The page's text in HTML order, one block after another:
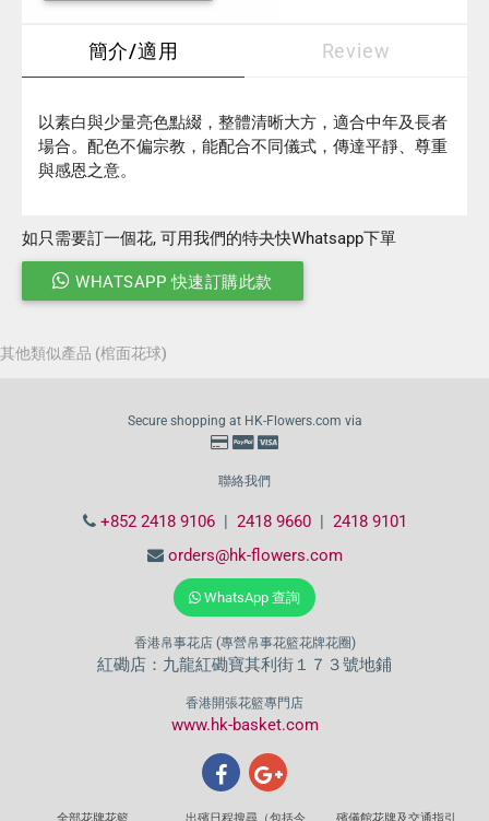
簡介/適用 Review
以素白與少量亮色點綴，整體清晰大方，適合中年及長者
場合。配色不偏宗教，能配合不同儀式，傳達平靜、尊重
與感恩之意。
如只需要訂一個花, 可用我們的特夬快Whatsapp下單
WHATSAPP 快速訂購此款
其他類似產品 (棺面花球)
Secure shopping at HK-Flowers.com via
聯絡我們
+852 2418 9106| 2418 9660| 2418 9101
orders@hk-flowers.com
WhatsApp 查詢
香港帛事花店 (專營帛事花籃花牌花圈)
紅磡店：九龍紅磡寶其利街１７３號地鋪
香港開張花籃專門店
www.hk-basket.com